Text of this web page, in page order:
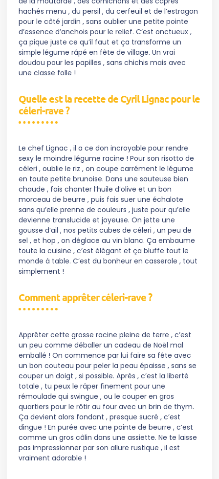
hachés menu , du persil , du cerfeuil et de l’estragon
pour le côté jardin , sans oublier une petite pointe
d’essence d’anchois pour le relief. C’est onctueux ,
ça pique juste ce qu’il faut et ça transforme un
simple légume râpé en fête de village. Un vrai
doudou pour les papilles , sans chichis mais avec
une classe folle !
Quelle est la recette de Cyril Lignac pour le
céleri-rave ?
Le chef Lignac , il a ce don incroyable pour rendre
sexy le moindre légume racine ! Pour son risotto de
céleri , oublie le riz , on coupe carrément le légume
en toute petite brunoise. Dans une sauteuse bien
chaude , fais chanter l’huile d’olive et un bon
morceau de beurre , puis fais suer une échalote
sans qu’elle prenne de couleurs , juste pour qu’elle
devienne translucide et joyeuse. On jette une
gousse d’ail , nos petits cubes de céleri , un peu de
sel , et hop , on déglace au vin blanc. Ça embaume
toute la cuisine , c’est élégant et ça bluffe tout le
monde à table. C’est du bonheur en casserole , tout
simplement !
Comment apprêter céleri-rave ?
Apprêter cette grosse racine pleine de terre , c’est
un peu comme déballer un cadeau de Noël mal
emballé ! On commence par lui faire sa fête avec
un bon couteau pour peler la peau épaisse , sans se
couper un doigt , si possible. Après , c’est la liberté
totale , tu peux le râper finement pour une
rémoulade qui swingue , ou le couper en gros
quartiers pour le rôtir au four avec un brin de thym.
Ça devient alors fondant , presque sucré , c’est
dingue ! En purée avec une pointe de beurre , c’est
comme un gros câlin dans une assiette. Ne te laisse
pas impressionner par son allure rustique , il est
vraiment adorable !